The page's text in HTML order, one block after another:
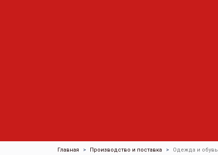
Главная Производство и поставка Одежда и обувь